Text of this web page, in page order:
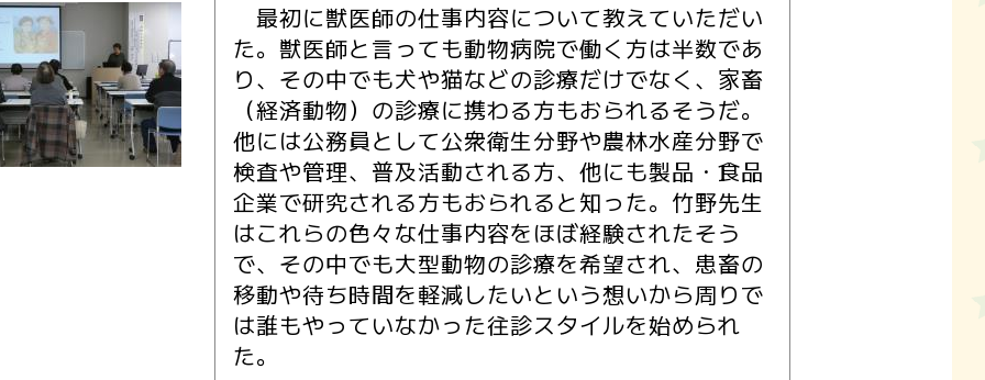
最初に獣医師の仕事内容について教えていただい
た。獣医師と言っても動物病院で働く方は半数であ
り、その中でも犬や猫などの診療だけでなく、家畜
（経済動物）の診療に携わる方もおられるそうだ。
他には公務員として公衆衛生分野や農林水産分野で
検査や管理、普及活動される方、他にも製品・食品
企業で研究される方もおられると知った。竹野先生
はこれらの色々な仕事内容をほぼ経験されたそう
で、その中でも大型動物の診療を希望され、患畜の
移動や待ち時間を軽減したいという想いから周りで
は誰もやっていなかった往診スタイルを始められ
た。